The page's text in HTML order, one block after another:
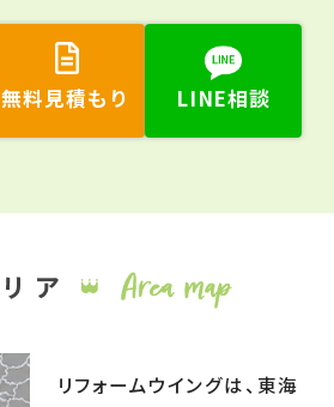
無料見積もり LINE相談
リフォームウイングは、東海